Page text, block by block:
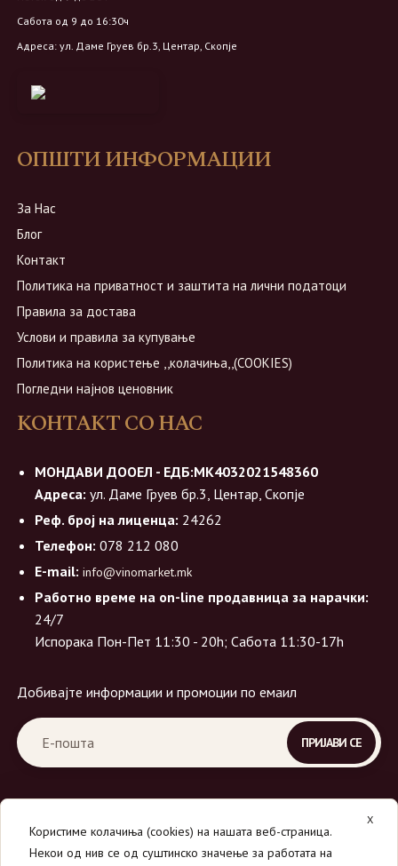
Сабота од 9 до 16:30ч
Адреса: ул. Даме Груев бр.3, Центар, Скопје
ОПШТИ ИНФОРМАЦИИ
За Нас
Блог
Контакт
Политика на приватност и заштита на лични податоци
Правила за достава
Услови и правила за купување
Политика на користење ,,колачиња,,(COOKIES)
Погледни најнов ценовник
КОНТАКТ СО НАС
МОНДАВИ ДООЕЛ - ЕДБ:МК4032021548360
Адреса: ул. Даме Груев бр.3, Центар, Скопје
Реф. број на лиценца: 24262
Телефон: 078 212 080
E-mail: info@vinomarket.mk
Работно време на on-line продавница за нарачки:
24/7
Испорака Пон-Пет 11:30 - 20h; Сабота 11:30-17h
Добивајте информации и промоции по емаил
X
Користиме колачиња (cookies) на нашата веб-страница.
Некои од нив се од суштинско значење за работата на